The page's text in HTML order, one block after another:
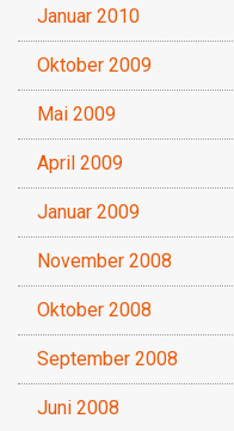
Januar 2010
Oktober 2009
Mai 2009
April 2009
Januar 2009
November 2008
Oktober 2008
September 2008
Juni 2008